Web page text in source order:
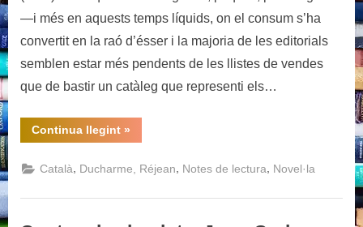
—i més en aquests temps líquids, on el consum s’ha
convertit en la raó d’ésser i la majoria de les editorials
semblen estar més pendents de les llistes de vendes
que de bastir un catàleg que representi els…
Continua llegint“L’engolida
dels
Réjean
Ducharme”
»
Català, Ducharme, Réjean, Notes de lectura, Novel·la